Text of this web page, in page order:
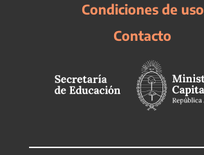
Condiciones de uso
Contacto